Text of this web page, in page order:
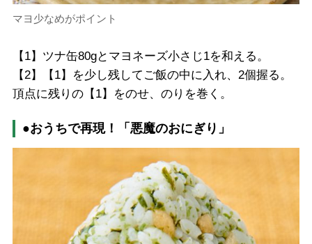
マヨ少なめがポイント
【1】ツナ缶80gとマヨネーズ小さじ1を和える。
【2】【1】を少し残してご飯の中に入れ、2個握る。
頂点に残りの【1】をのせ、のりを巻く。
●おうちで再現！「悪魔のおにぎり」